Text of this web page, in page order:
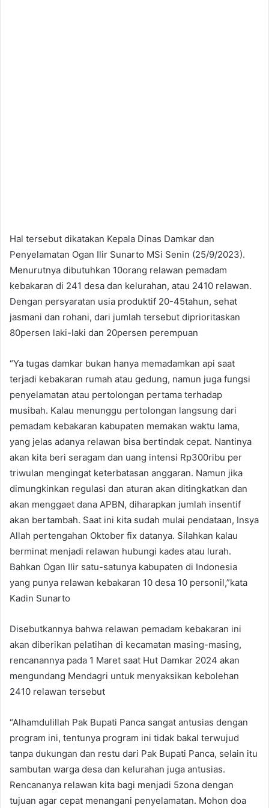
Hal tersebut dikatakan Kepala Dinas Damkar dan
Penyelamatan Ogan Ilir Sunarto MSi Senin (25/9/2023).
Menurutnya dibutuhkan 10orang relawan pemadam
kebakaran di 241 desa dan kelurahan, atau 2410 relawan.
Dengan persyaratan usia produktif 20-45tahun, sehat
jasmani dan rohani, dari jumlah tersebut diprioritaskan
80persen laki-laki dan 20persen perempuan
“Ya tugas damkar bukan hanya memadamkan api saat
terjadi kebakaran rumah atau gedung, namun juga fungsi
penyelamatan atau pertolongan pertama terhadap
musibah. Kalau menunggu pertolongan langsung dari
pemadam kebakaran kabupaten memakan waktu lama,
yang jelas adanya relawan bisa bertindak cepat. Nantinya
akan kita beri seragam dan uang intensi Rp300ribu per
triwulan mengingat keterbatasan anggaran. Namun jika
dimungkinkan regulasi dan aturan akan ditingkatkan dan
akan menggaet dana APBN, diharapkan jumlah insentif
akan bertambah. Saat ini kita sudah mulai pendataan, Insya
Allah pertengahan Oktober fix datanya. Silahkan kalau
berminat menjadi relawan hubungi kades atau lurah.
Bahkan Ogan Ilir satu-satunya kabupaten di Indonesia
yang punya relawan kebakaran 10 desa 10 personil,”kata
Kadin Sunarto
Disebutkannya bahwa relawan pemadam kebakaran ini
akan diberikan pelatihan di kecamatan masing-masing,
rencanannya pada 1 Maret saat Hut Damkar 2024 akan
mengundang Mendagri untuk menyaksikan kebolehan
2410 relawan tersebut
“Alhamdulillah Pak Bupati Panca sangat antusias dengan
program ini, tentunya program ini tidak bakal terwujud
tanpa dukungan dan restu dari Pak Bupati Panca, selain itu
sambutan warga desa dan kelurahan juga antusias.
Rencananya relawan kita bagi menjadi 5zona dengan
tujuan agar cepat menangani penyelamatan. Mohon doa